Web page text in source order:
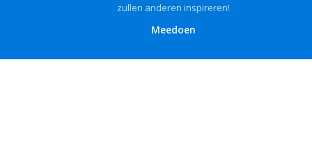
zullen anderen inspireren!
Meedoen